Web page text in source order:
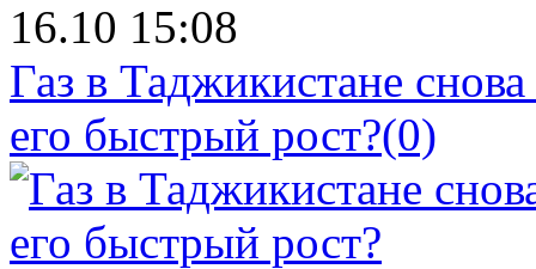
16.10 15:08
Газ в Таджикистане
его быстрый рост?(0)